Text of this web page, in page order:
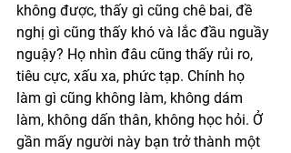
không được, thấy gì cũng chê bai, đề
nghị gì cũng thấy khó và lắc đầu nguầy
nguậy? Họ nhìn đâu cũng thấy rủi ro,
tiêu cực, xấu xa, phức tạp. Chính họ
làm gì cũng không làm, không dám
làm, không dấn thân, không học hỏi. Ở
gần mấy người này bạn trở thành một